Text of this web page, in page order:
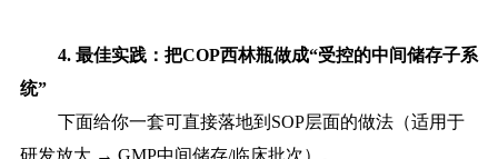
4. 最佳实践：把COP西林瓶做成“受控的中间储存子系
统”
下面给你一套可直接落地到 SOP层面的做法（适用于
研发放大 → GMP中间储存/临床批次）。